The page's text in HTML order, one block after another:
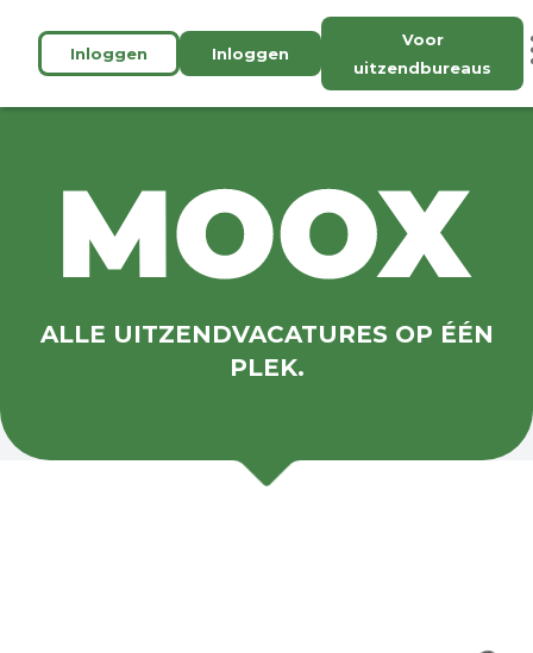
Inloggen Inloggen
Voor
uitzendbureaus
ALLE UITZENDVACATURES OP ÉÉN
PLEK.